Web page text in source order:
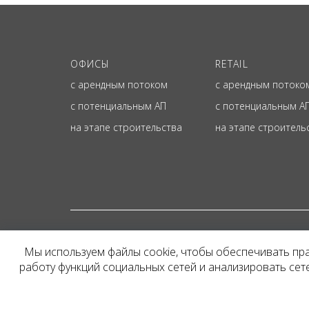
ОФИСЫ
с арендным потоком
с потенциальным АП
на этапе строительства
RETAIL
с арендным
с потенциальным
на этапе
Представленная на
и не является
Мы используем файлы cookie, чтобы обеспечивать
работу функций социальных сетей и анализировать